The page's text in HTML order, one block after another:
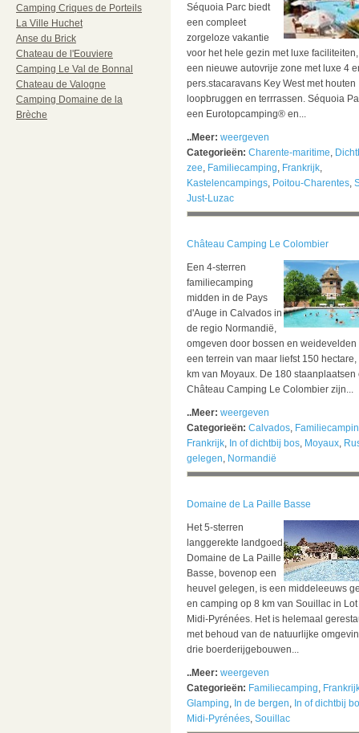
Camping Criques de Porteils
La Ville Huchet
Anse du Brick
Chateau de l'Eouviere
Camping Le Val de Bonnal
Chateau de Valogne
Camping Domaine de la
Brèche
Séquoia Parc biedt
een compleet
zorgeloze vakantie
voor het hele gezin met luxe
een nieuwe autovrije zone met luxe 4
pers.stacaravans Key West met houten
loopbruggen en terrrassen. Séquoia
een Eurotopcamping® en...
..Meer: weergeven
Categorieën: Charente-maritime,
zee, Familiecamping, Frankrijk,
Kastelencampings, Poitou-Charentes,
Just-Luzac
Château Camping Le Colombier
Een 4-sterren
familiecamping
midden in de Pays
d'Auge in Calvados in
de regio Normandië,
omgeven door bossen en weidevelden
een terrein van maar liefst 150 hectare,
km van Moyaux. De 180 staanplaatsen
Château Camping Le Colombier zijn...
..Meer: weergeven
Categorieën: Calvados,
Frankrijk, In of dichtbij bos, Moyaux,
gelegen, Normandië
Domaine de La Paille Basse
Het 5-sterren
langgerekte landgoed
Domaine de La Paille
Basse, bovenop een
heuvel gelegen, is een middeleeuws
en camping op 8 km van Souillac in
Midi-Pyrénées. Het is helemaal
met behoud van de natuurlijke
drie boerderijgebouwen...
..Meer: weergeven
Categorieën: Familiecamping,
Glamping, In de bergen, In of dichtbij
Midi-Pyrénées, Souillac